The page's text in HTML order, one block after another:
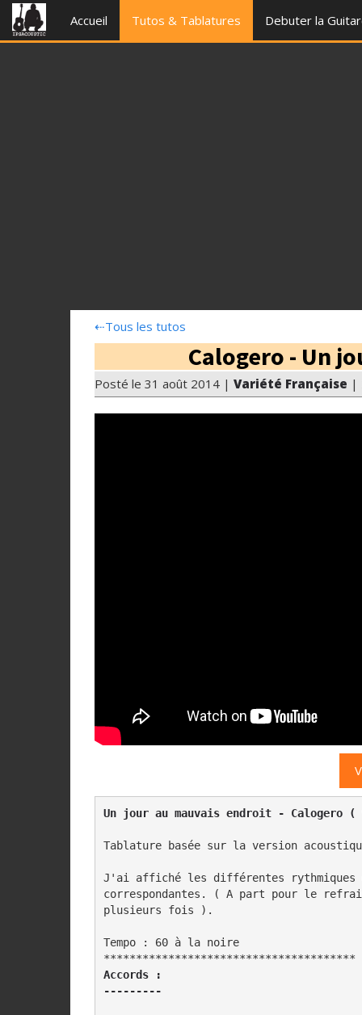
Accueil Tutos & Tablatures Debuter la
⇠Tous les tutos
Calogero - Un
Posté le 31 août 2014 | Variété Française |
Un jour au mauvais endroit - Calogero (
Tablature basée sur la version
J'ai affiché les différentes rythmiques
correspondantes. ( A part pour le
plusieurs fois ).
Tempo : 60 à la noire
Accords :
---------